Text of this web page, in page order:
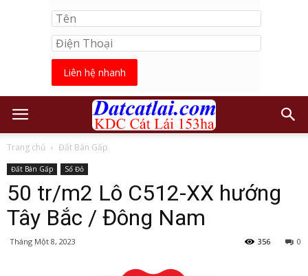
Liên hệ nhanh
Trang chủ Đất Bán Gấp
Đất Bán Gấp Sổ Đỏ
50 tr/m2 Lô C512-XX hướng
Tây Bắc / Đông Nam
Tháng Một 8, 2023 0
356